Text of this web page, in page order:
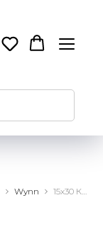
Wynn